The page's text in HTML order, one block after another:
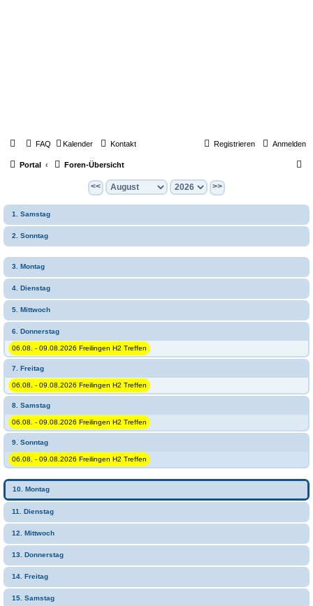
FAQ Kalender Kontakt Anmelden
Registrieren
Portal Foren-Übersicht
e
<< >>
1. Samstag
2. Sonntag
3. Montag
4. Dienstag
5. Mittwoch
6. Donnerstag
06.08. - 09.08.2026 Freilingen H2 Treffen
7. Freitag
06.08. - 09.08.2026 Freilingen H2 Treffen
8. Samstag
06.08. - 09.08.2026 Freilingen H2 Treffen
9. Sonntag
06.08. - 09.08.2026 Freilingen H2 Treffen
10. Montag
11. Dienstag
12. Mittwoch
13. Donnerstag
14. Freitag
15. Samstag